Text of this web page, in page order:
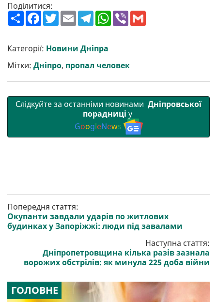
Поділитися:
П
о
р
и
т
и
F
a
b
o
o
k
T
w
t
e
r
E
m
l
T
e
g
r
a
m
W
h
p
p
V
Категорії: Новини Дніпра
Мітки: Дніпро, пропал человек
Слідкуйте за останніми новинами Дніпровської
порадниці у
GoogleNews
Попередня стаття:
Окупанти завдали ударів по житлових
будинках у Запоріжжі: люди під завалами
Наступна стаття:
Дніпропетровщина кілька разів зазнала
ворожих обстрілів: як минула 225 доба війни
ГОЛОВНЕ